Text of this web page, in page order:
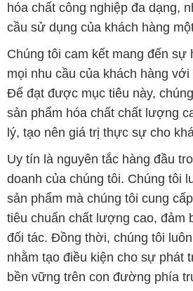
hóa chất công nghiệp đa dạng,
cầu sử dụng của khách hàng
Chúng tôi cam kết mang đến sự
mọi nhu cầu của khách hàng
Để đạt được mục tiêu này,
sản phẩm hóa chất chất lượng
lý, tạo nên giá trị thực sự cho
Uy tín là nguyên tắc hàng đầu
doanh của chúng tôi. Chúng tôi
sản phẩm mà chúng tôi cung
tiêu chuẩn chất lượng cao, đảm
đối tác. Đồng thời, chúng tôi
nhằm tạo điều kiện cho sự phát
bền vững trên con đường phía